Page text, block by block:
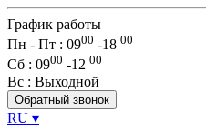
График работы
Пн - Пт : 0900 -18 00
Сб : 0900 -12 00
Вс : Выходной
Обратный звонок
RU ▾